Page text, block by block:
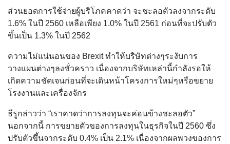
ส่วนยอดการใช้จ่ายผู้บริโภคคาดว่า จะชะลอตัวลงจากระดับ
1.6% ในปี 2560 เหลือเพียง 1.0% ในปี 2561 ก่อนที่จะปรับตัว
ขึ้นเป็น 1.3% ในปี 2562
ความไม่แน่นอนของ Brexit ทำให้บริษัทต่างๆระงับการ
วางแผนต่างๆลงชั่วคราว เนื่องจากบริษัทเหล่านี้กำลังรอให้
เกิดความชัดเจนก่อนที่จะเดินหน้าโครงการใหม่ๆหรือขยาย
โรงงานและเครื่องจักร
ธีรูกล่าวว่า “เราคาดว่าการลงทุนจะค่อนข้างชะลอตัว”
นอกจากนี้ การขยายตัวของการลงทุนในธุรกิจในปี 2560 ซึ่ง
ปรับตัวขึ้นจากระดับ 0.4% เป็น 2.1% เนื่องจากผลพวงของการ